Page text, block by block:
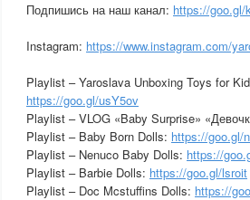
Подпишись на наш канал: https://goo.gl/
Instagram: https://www.instagram.com/
Playlist – Yaroslava Unboxing Toys for
https://goo.gl/usY5ov
Playlist – VLOG «Baby Surprise»
Playlist – Baby Born Dolls: https://goo.gl/
Playlist – Nenuco Baby Dolls: https://
Playlist – Barbie Dolls: https://goo.gl/lsroit
Playlist – Doc Mcstuffins Dolls: https://